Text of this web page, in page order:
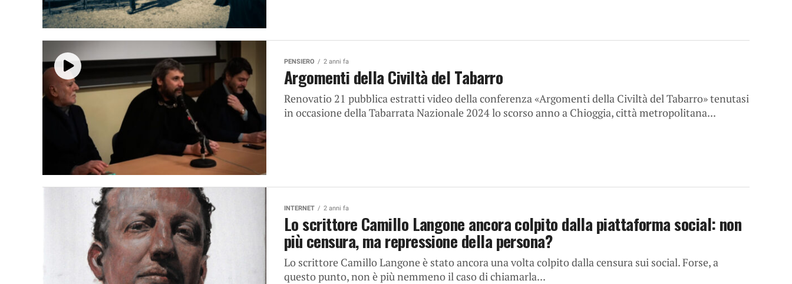
PENSIERO 2 anni fa
Argomenti della Civiltà del Tabarro
Renovatio 21 pubblica estratti video della conferenza «Argomenti della Civiltà del Tabarro» tenutasi
in occasione della Tabarrata Nazionale 2024 lo scorso anno a Chioggia, città metropolitana...
INTERNET 2 anni fa
Lo scrittore Camillo Langone ancora colpito dalla piattaforma social: non
più censura, ma repressione della persona?
Lo scrittore Camillo Langone è stato ancora una volta colpito dalla censura sui social. Forse, a
questo punto, non è più nemmeno il caso di chiamarla...